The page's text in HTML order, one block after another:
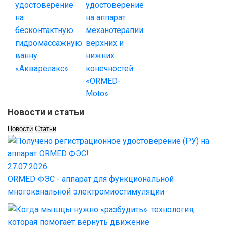
Новости и статьи
Новости Статьи
27.07.2026
ORMED ФЭС - аппарат для функциональной
многоканальной электромиостимуляции